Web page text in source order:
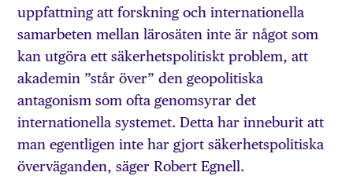
uppfattning att forskning och internationella
samarbeten mellan lärosäten inte är något som
kan utgöra ett säkerhetspolitiskt problem, att
akademin ”står över” den geopolitiska
antagonism som ofta genomsyrar det
internationella systemet. Detta har inneburit att
man egentligen inte har gjort säkerhetspolitiska
överväganden, säger Robert Egnell.